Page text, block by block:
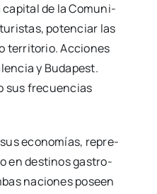
capi­tal de la Comu­ni­
poten­ciar las
terri­to­rio. Accio­nes
y Buda­pest.
sus fre­cuen­cias
eco­no­mías, repre­
en des­ti­nos gas­tro­
nacio­nes poseen